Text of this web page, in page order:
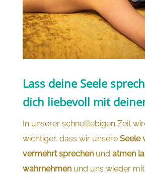
Lass deine Seele
dich liebevoll mit
In unserer schnelllebigen Zeit
wichtiger, dass wir unsere Seele
vermehrt sprechenund atmen
wahrnehmenund uns wieder